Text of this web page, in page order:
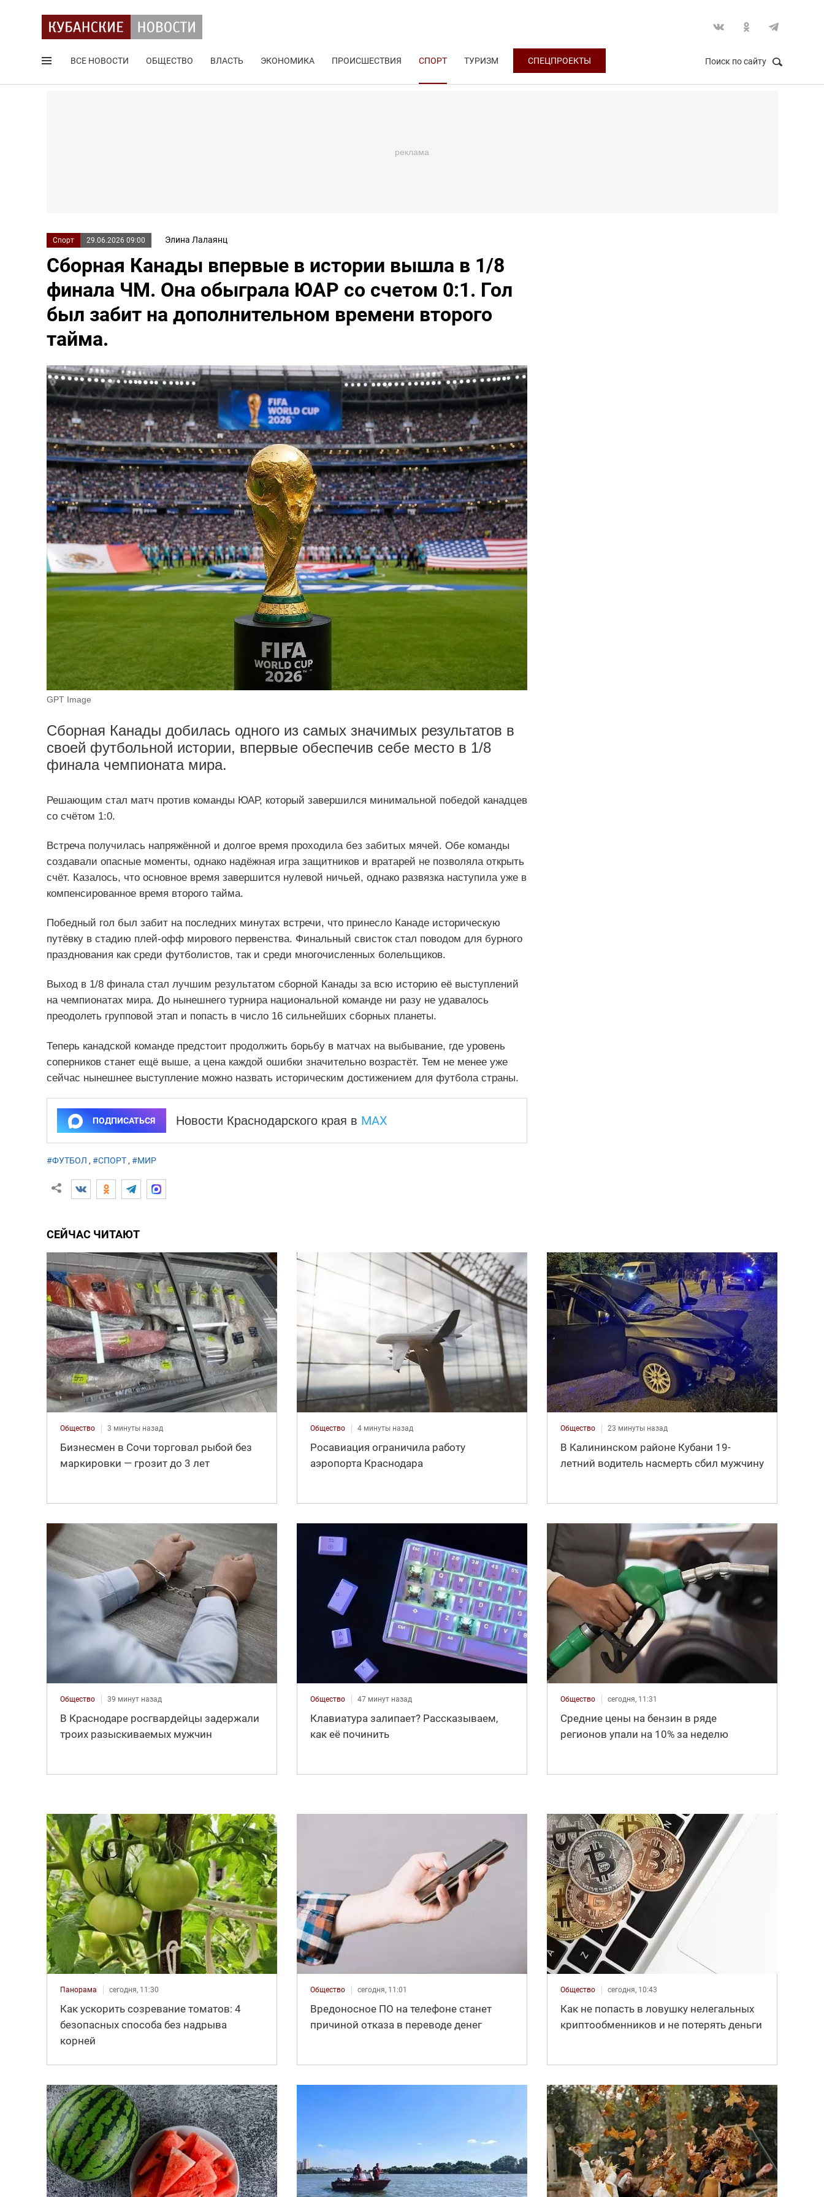
ВСЕ НОВОСТИ ОБЩЕСТВО ВЛАСТЬ ЭКОНОМИКА ПРОИСШЕСТВИЯ СПОРТ ТУРИЗМ СПЕЦПРОЕКТЫ Поиск по сайту
Спорт 29.06.2026 09:00 Элина Лалаянц
Сборная Канады впервые в истории вышла в 1/8
финала ЧМ. Она обыграла ЮАР со счетом 0:1. Гол
был забит на дополнительном времени второго
тайма.
GPT Image
Сборная Канады добилась одного из самых значимых результатов в
своей футбольной истории, впервые обеспечив себе место в 1/8
финала чемпионата мира.
Решающим стал матч против команды ЮАР, который завершился минимальной победой канадцев
со счётом 1:0.
Встреча получилась напряжённой и долгое время проходила без забитых мячей. Обе команды
создавали опасные моменты, однако надёжная игра защитников и вратарей не позволяла открыть
счёт. Казалось, что основное время завершится нулевой ничьей, однако развязка наступила уже в
компенсированное время второго тайма.
Победный гол был забит на последних минутах встречи, что принесло Канаде историческую
путёвку в стадию плей-офф мирового первенства. Финальный свисток стал поводом для бурного
празднования как среди футболистов, так и среди многочисленных болельщиков.
Выход в 1/8 финала стал лучшим результатом сборной Канады за всю историю её выступлений
на чемпионатах мира. До нынешнего турнира национальной команде ни разу не удавалось
преодолеть групповой этап и попасть в число 16 сильнейших сборных планеты.
Теперь канадской команде предстоит продолжить борьбу в матчах на выбывание, где уровень
соперников станет ещё выше, а цена каждой ошибки значительно возрастёт. Тем не менее уже
сейчас нынешнее выступление можно назвать историческим достижением для футбола страны.
ПОДПИСАТЬСЯ Новости Краснодарского края в MAX
#ФУТБОЛ , #СПОРТ, #МИР
СЕЙЧАС ЧИТАЮТ
Общество 3 минуты назад
Бизнесмен в Сочи торговал рыбой без
маркировки — грозит до 3 лет
Общество 4 минуты назад
Росавиация ограничила работу
аэропорта Краснодара
Общество 23 минуты назад
В Калининском районе Кубани 19-
летний водитель насмерть сбил мужчину
Общество 39 минут назад
В Краснодаре росгвардейцы задержали
троих разыскиваемых мужчин
Общество 47 минут назад
Клавиатура залипает? Рассказываем,
как её починить
Общество сегодня, 11:31
Средние цены на бензин в ряде
регионов упали на 10% за неделю
Панорама сегодня, 11:30
Как ускорить созревание томатов: 4
безопасных способа без надрыва
корней
Общество сегодня, 11:01
Вредоносное ПО на телефоне станет
причиной отказа в переводе денег
Общество сегодня, 10:43
Как не попасть в ловушку нелегальных
криптообменников и не потерять деньги